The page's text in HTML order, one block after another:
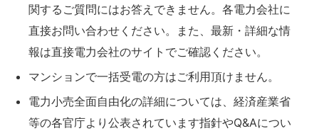
関するご質問にはお答えできません。各電力会社に
直接お問い合わせください。また、最新・詳細な情
報は直接電力会社のサイトでご確認ください。
マンションで一括受電の方はご利用頂けません。
電力小売全面自由化の詳細については、経済産業省
等の各官庁より公表されています指針やQ&Aについ